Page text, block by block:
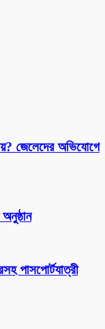
জেলেদের অভিযোগে
পাসপোর্টযাত্রী